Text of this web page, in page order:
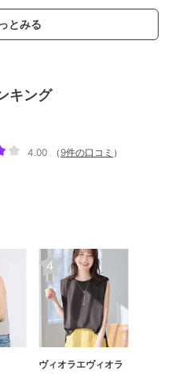
とみる
キング
4.00
（ 9件の口コミ ）
ヴィオラエヴィオラ